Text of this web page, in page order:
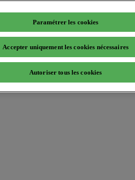
Paramétrer les cookies
Accepter uniquement les cookies nécessaires
Autoriser tous les cookies